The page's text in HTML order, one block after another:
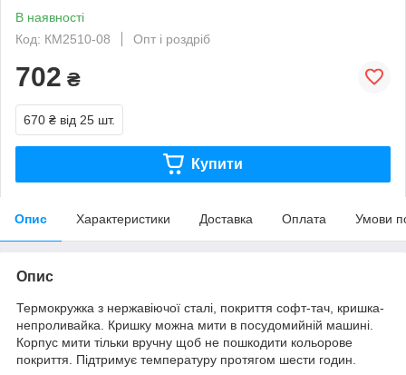
В наявності
Код: КМ2510-08
Опт і роздріб
702 ₴
670 ₴ від 25 шт.
Купити
Опис Характеристики Доставка Оплата Умови
Опис
Термокружка з нержавіючої сталі, покриття софт-тач, кришка-
непроливайка. Кришку можна мити в посудомийній машині.
Корпус мити тільки вручну щоб не пошкодити кольорове
покриття. Підтримує температуру протягом шести годин.